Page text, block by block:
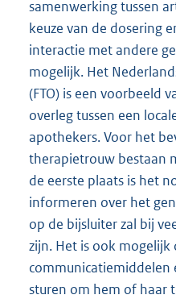
samenwerking tussen
keuze van de dosering
interactie met andere
mogelijk. Het
(FTO) is een voorbeeld
overleg tussen een
apothekers. Voor het
therapietrouw bestaan
de eerste plaats is het
informeren over het
op de bijsluiter zal bij
zijn. Het is ook mogelijk
communicatiemiddelen
sturen om hem of haar